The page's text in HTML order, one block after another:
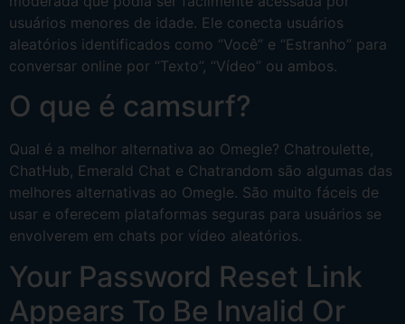
usuários menores de idade. Ele conecta usuários
aleatórios identificados como “Você” e “Estranho” para
conversar online por “Texto”, “Vídeo” ou ambos.
O que é camsurf?
Qual é a melhor alternativa ao Omegle? Chatroulette,
ChatHub, Emerald Chat e Chatrandom são algumas das
melhores alternativas ao Omegle. São muito fáceis de
usar e oferecem plataformas seguras para usuários se
envolverem em chats por vídeo aleatórios.
Your Password Reset Link
Appears To Be Invalid Or